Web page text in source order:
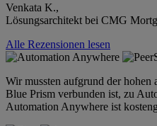
Venkata K.,
Lösungsarchitekt bei CMG
Alle Rezensionen lesen
Wir mussten aufgrund der
Blue Prism verbunden ist, zu
Automation Anywhere ist